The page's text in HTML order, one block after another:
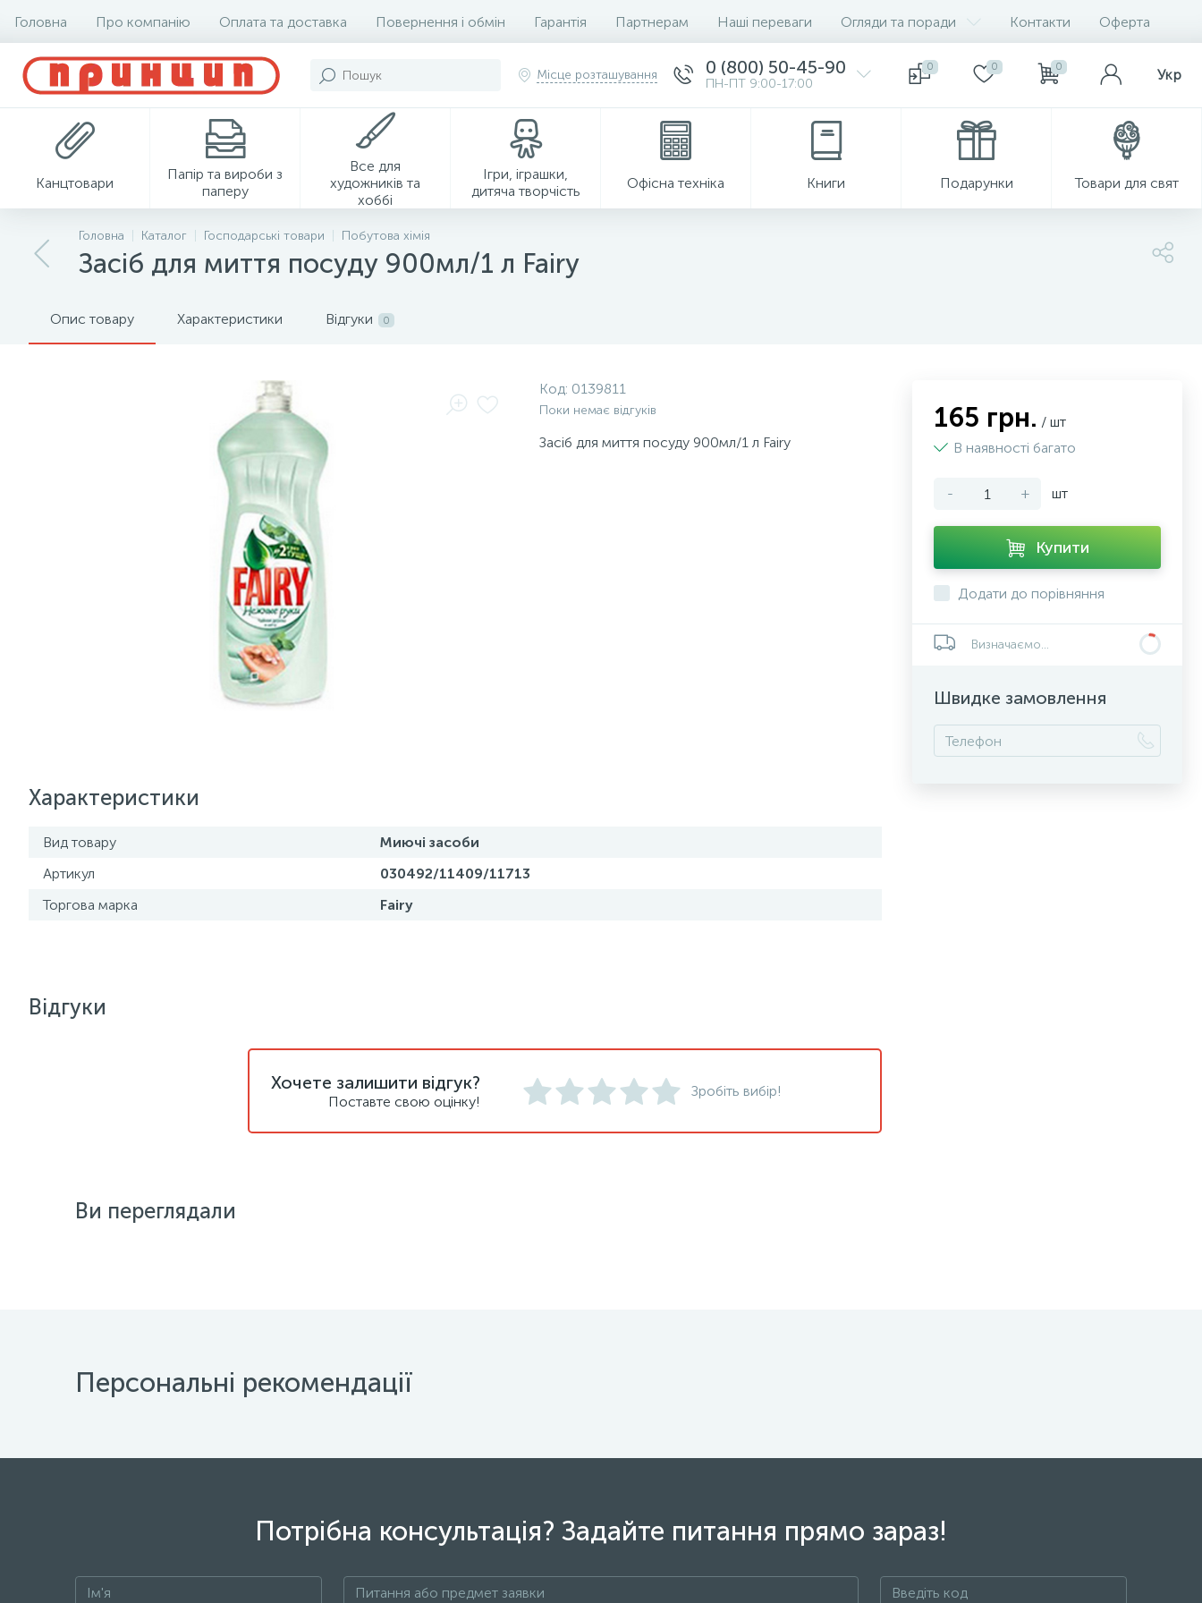
Головна Про компанію Оплата та доставка Повернення і обмін Гарантія Партнерам Наші переваги Огляди та поради Контакти Оферта
Місце розташування 0 (800) 50-45-90
ПН-ПТ 9:00-17:00
0 0 0 Укр
Канцтовари
Папір та вироби з
паперу
Все для
художників та
хоббі
Ігри, іграшки,
дитяча творчість
Офісна техніка Книги Подарунки Товари для свят
Господарські товари
Головна Каталог Господарські товари Побутова хімія
Засіб для миття посуду 900мл/1 л Fairy
Опис товару Характеристики Відгуки 0
Код: 0139811
Поки немає відгуків
Засіб для миття посуду 900мл/1 л Fairy
Характеристики
Вид товару
Миючі засоби
Артикул
030492/11409/11713
Торгова марка
Fairy
165 грн. / шт
В наявності багато
- + шт
Купити
Додати до порівняння
Визначаємо...
Швидке замовлення
Відгуки
Хочете залишити відгук?
Поставте свою оцінку!
Зробіть вибір!
Ви переглядали
Персональні рекомендації
Потрібна консультація? Задайте питання прямо зараз!